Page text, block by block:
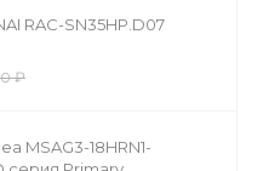
RAC-SN35HP.D07
₽
MSAG3-18HRN1-